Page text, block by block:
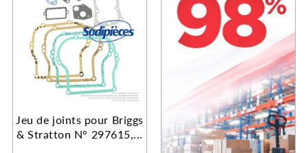
Jeu de joints pour Briggs
& Stratton N° 297615,...